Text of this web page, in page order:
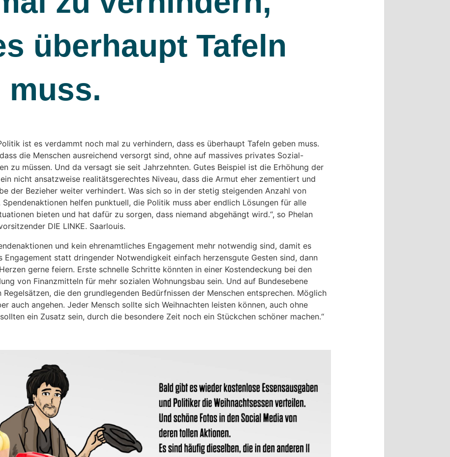
überhaupt Tafeln
muss.
ist es verdammt noch mal zu verhindern, dass es überhaupt Tafeln geben muss.
die Menschen ausreichend versorgt sind, ohne auf massives privates Sozial-
zu müssen. Und da versagt sie seit Jahrzehnten. Gutes Beispiel ist die Erhöhung der
nicht ansatzweise realitätsgerechtes Niveau, dass die Armut eher zementiert und
der Bezieher weiter verhindert. Was sich so in der stetig steigenden Anzahl von
helfen punktuell, die Politik muss aber endlich Lösungen für alle
bieten und hat dafür zu sorgen, dass niemand abgehängt wird.“, so Phelan
DIE LINKE. Saarlouis.
und kein ehrenamtliches Engagement mehr notwendig sind, damit es
Engagement statt dringender Notwendigkeit einfach herzensgute Gesten sind, dann
gerne feiern. Erste schnelle Schritte könnten in einer Kostendeckung bei den
von Finanzmitteln für mehr sozialen Wohnungsbau sein. Und auf Bundesebene
die den grundlegenden Bedürfnissen der Menschen entsprechen. Möglich
auch angehen. Jeder Mensch sollte sich Weihnachten leisten können, auch ohne
ein Zusatz sein, durch die besondere Zeit noch ein Stückchen schöner machen.“